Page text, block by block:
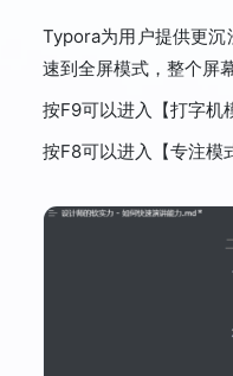
Typora为用户提供更沉
速到全屏模式，整个屏
按F9可以进入【打字机
按F8可以进入【专注模